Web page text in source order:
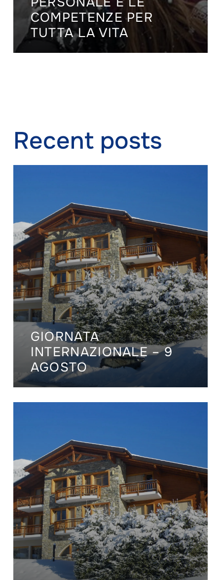
COMPETENZE PER
TUTTA LA VITA
Recent posts
GIORNATA
INTERNAZIONALE – 9
AGOSTO